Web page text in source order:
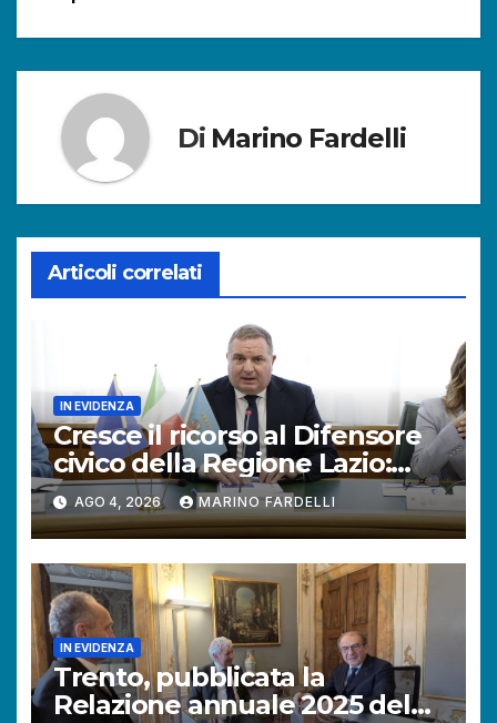
Di Marino Fardelli
Articoli correlati
IN EVIDENZA
Cresce il ricorso al Difensore
civico della Regione Lazio:
+121% di istanze rispetto al
2025.
AGO 4, 2026 MARINO FARDELLI
IN EVIDENZA
Trento, pubblicata la
Relazione annuale 2025 del